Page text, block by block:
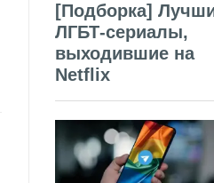
[Подборка]
ЛГБТ-сериалы,
выходившие на
Netflix